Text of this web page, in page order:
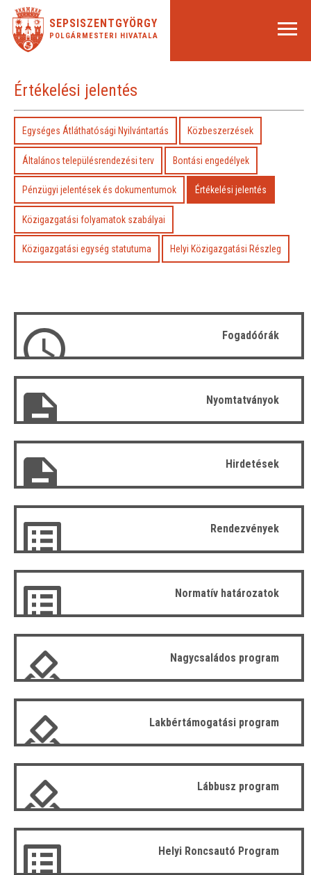
SEPSISZENTGYÖRGY
POLGÁRMESTERI HIVATALA
Értékelési jelentés
Egységes Átláthatósági Nyilvántartás Közbeszerzések
Általános településrendezési terv Bontási engedélyek
Pénzügyi jelentések és dokumentumok Értékelési jelentés
Közigazgatási folyamatok szabályai
Közigazgatási egység statutuma Helyi Közigazgatási Részleg
Fogadóórák
Nyomtatványok
Hirdetések
Rendezvények
Normatív határozatok
Nagycsaládos program
Lakbértámogatási program
Lábbusz program
Helyi Roncsautó Program